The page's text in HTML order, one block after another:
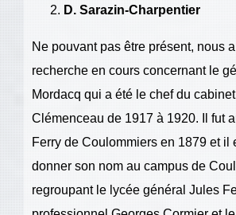
D. Sarazin-Charpentier
Ne pouvant pas être présent, nous
recherche en cours concernant le
Mordacq qui a été le chef du
Clémenceau de 1917 à 1920. Il fut
Ferry de Coulommiers en 1879 et il
donner son nom au campus de
regroupant le lycée général Jules